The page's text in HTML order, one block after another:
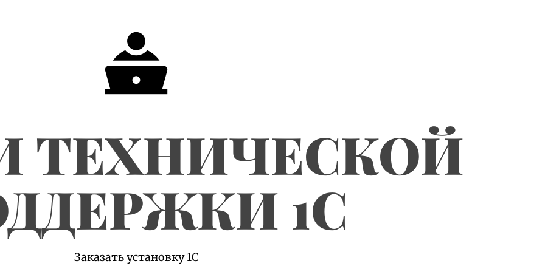
ТЕХНИЧЕСКОЙ
1С
Заказать установку 1С